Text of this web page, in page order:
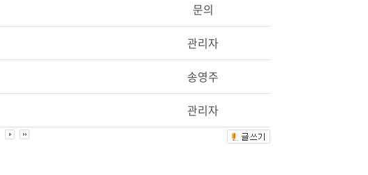
문의
관리자
송영주
관리자